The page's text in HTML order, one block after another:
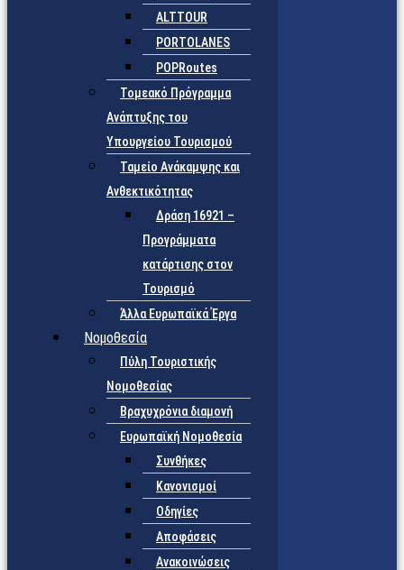
ALTTOUR
PORTOLANES
POPRoutes
Τομεακό Πρόγραμμα
Ανάπτυξης του
Υπουργείου Τουρισμού
Ταμείο Ανάκαμψης και
Ανθεκτικότητας
Δράση 16921 –
Προγράμματα
κατάρτισης στον
Τουρισμό
Άλλα Ευρωπαϊκά Έργα
Νομοθεσία
Πύλη Τουριστικής
Νομοθεσίας
Βραχυχρόνια διαμονή
Ευρωπαϊκή Νομοθεσία
Συνθήκες
Κανονισμοί
Οδηγίες
Αποφάσεις
Ανακοινώσεις